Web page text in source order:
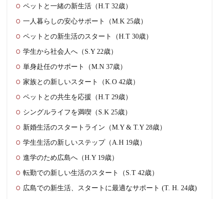
ペットと一緒の新生活（H.T 32歳）
一人暮らしの安心サポート（M.K 25歳）
ペットとの新生活のスタート（H.T 30歳）
学生から社会人へ（S.Y 22歳）
単身赴任のサポート（M.N 37歳）
家族との新しいスタート（K.O 42歳）
ペットとの共生を応援（H.T 29歳）
シングルライフを満喫（S.K 25歳）
新婚生活のスタートライン（M.Y & T.Y 28歳）
学生生活の新しいステップ（A.H 19歳）
進学のため広島へ（H.Y 19歳）
転勤での新しい生活のスタート（S.T 42歳）
広島での新生活、スタートに最適なサポート (T. H. 24歳)